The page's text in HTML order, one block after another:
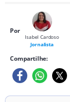
Por
Isabel Cardoso
Jornalista
Compartilhe: